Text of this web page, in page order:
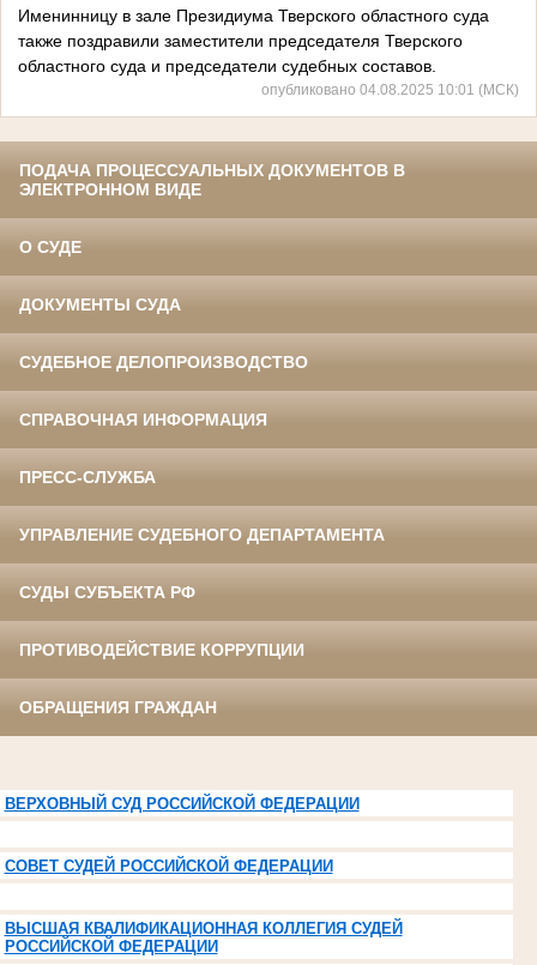
Именинницу в зале Президиума Тверского областного суда
также поздравили заместители председателя Тверского
областного суда и председатели судебных составов.
опубликовано 04.08.2025 10:01 (МСК)
ПОДАЧА ПРОЦЕССУАЛЬНЫХ ДОКУМЕНТОВ В
ЭЛЕКТРОННОМ ВИДЕ
О СУДЕ
ДОКУМЕНТЫ СУДА
СУДЕБНОЕ ДЕЛОПРОИЗВОДСТВО
СПРАВОЧНАЯ ИНФОРМАЦИЯ
ПРЕСС-СЛУЖБА
УПРАВЛЕНИЕ СУДЕБНОГО ДЕПАРТАМЕНТА
СУДЫ СУБЪЕКТА РФ
ПРОТИВОДЕЙСТВИЕ КОРРУПЦИИ
ОБРАЩЕНИЯ ГРАЖДАН
ВЕРХОВНЫЙ СУД РОССИЙСКОЙ ФЕДЕРАЦИИ
СОВЕТ СУДЕЙ РОССИЙСКОЙ ФЕДЕРАЦИИ
ВЫСШАЯ КВАЛИФИКАЦИОННАЯ КОЛЛЕГИЯ СУДЕЙ
РОССИЙСКОЙ ФЕДЕРАЦИИ